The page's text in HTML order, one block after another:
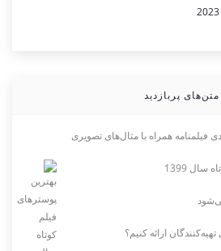
متن‌های پربازدید
فیلمنامه همراه با مثال‌های تصویری
1399
ارائه کنیم؟